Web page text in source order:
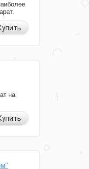
на